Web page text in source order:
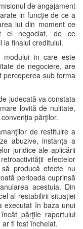
de angajament
in funcţie de ce a
lui din moment ce
el negociat, de ce
la finalul creditului.
modului in care este
de negociere, are
perceperea sub forma
judecată va constata
lovită de nulitate,
părţilor.
de restituire a
abuzive, instanţa a
juridice ale aplicării
efectelor
producă efecte nu
perioada cuprinsă
acestuia. Din
al restabilirii situaţiei
executat în baza unui
părţile raportului
fi fost încheiat.